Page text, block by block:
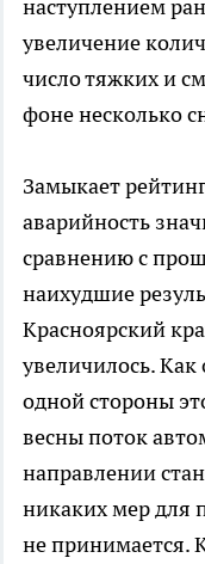
наступлением
увеличение
число тяжких и
фоне несколько
Замыкает
аварийность
сравнению с
наихудшие
Красноярский
увеличилось. Как
одной стороны
весны поток
направлении
никаких мер для
не принимается.